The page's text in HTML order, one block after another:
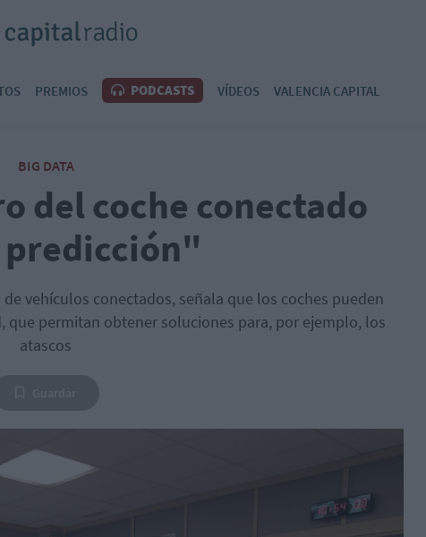
PREMIOS PODCASTS VÍDEOS VALENCIA CAPITAL
BIG DATA
del coche conectado
predicción"
vehículos conectados, señala que los coches pueden
que permitan obtener soluciones para, por ejemplo, los
atascos